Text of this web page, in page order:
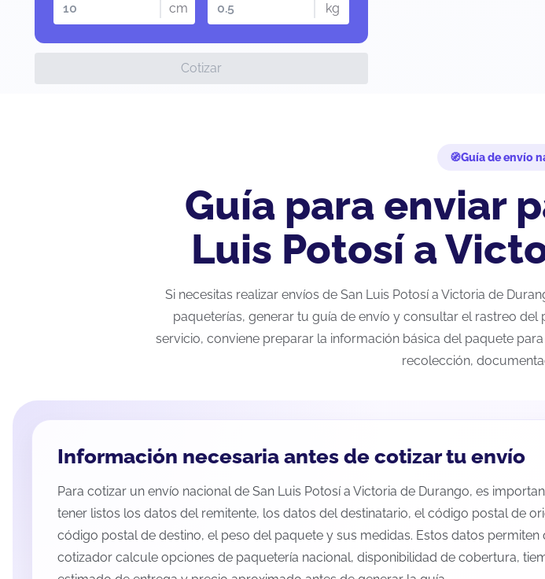
cm kg
Cotizar
Guía de envío
Guía para enviar
Luis Potosí a
Si necesitas realizar envíos de San Luis Potosí a Victoria de
paqueterías, generar tu guía de envío y consultar el rastreo
servicio, conviene preparar la información básica del paquete
recolección,
Información necesaria antes de cotizar tu envío
Para cotizar un envío nacional de San Luis Potosí a Victoria de Durango, es
tener listos los datos del remitente, los datos del destinatario, el código postal de
código postal de destino, el peso del paquete y sus medidas. Estos datos permiten
cotizador calcule opciones de paquetería nacional, disponibilidad de cobertura,